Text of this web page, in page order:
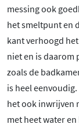
messing ook
het smeltpunt en
kant verhoogd
niet en is daarom
zoals de
is heel
het ook inwrijven
met heet water en